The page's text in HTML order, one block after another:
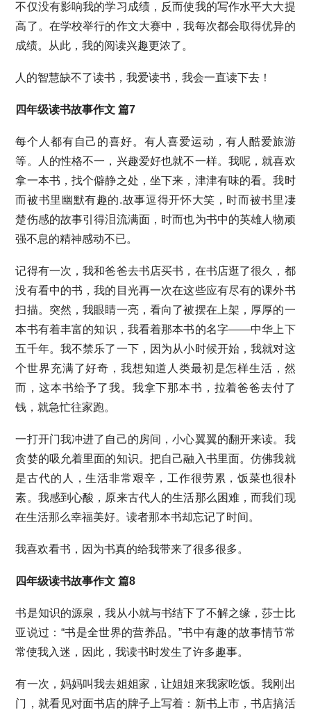
不仅没有影响我的学习成绩，反而使我的写作水平大大提
高了。在学校举行的作文大赛中，我每次都会取得优异的
成绩。从此，我的阅读兴趣更浓了。
人的智慧缺不了读书，我爱读书，我会一直读下去！
四年级读书故事作文 篇7
每个人都有自己的喜好。有人喜爱运动，有人酷爱旅游
等。人的性格不一，兴趣爱好也就不一样。我呢，就喜欢
拿一本书，找个僻静之处，坐下来，津津有味的看。我时
而被书里幽默有趣的.故事逗得开怀大笑，时而被书里凄
楚伤感的故事引得泪流满面，时而也为书中的英雄人物顽
强不息的精神感动不已。
记得有一次，我和爸爸去书店买书，在书店逛了很久，都
没有看中的书，我的目光再一次在这些应有尽有的课外书
扫描。突然，我眼睛一亮，看向了被摆在上架，厚厚的一
本书有着丰富的知识，我看着那本书的名字——中华上下
五千年。我不禁乐了一下，因为从小时候开始，我就对这
个世界充满了好奇，我想知道人类最初是怎样生活，然
而，这本书给予了我。我拿下那本书，拉着爸爸去付了
钱，就急忙往家跑。
一打开门我冲进了自己的房间，小心翼翼的翻开来读。我
贪婪的吸允着里面的知识。把自己融入书里面。仿佛我就
是古代的人，生活非常艰辛，工作很劳累，饭菜也很朴
素。我感到心酸，原来古代人的生活那么困难，而我们现
在生活那么幸福美好。读者那本书却忘记了时间。
我喜欢看书，因为书真的给我带来了很多很多。
四年级读书故事作文 篇8
书是知识的源泉，我从小就与书结下了不解之缘，莎士比
亚说过：“书是全世界的营养品。”书中有趣的故事情节常
常使我入迷，因此，我读书时发生了许多趣事。
有一次，妈妈叫我去姐姐家，让姐姐来我家吃饭。我刚出
门，就看见对面书店的牌子上写着：新书上市，书店搞活